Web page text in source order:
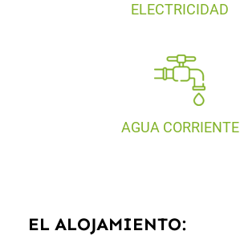
ELECTRICIDAD
AGUA CORRIENTE
EL ALOJAMIENTO: